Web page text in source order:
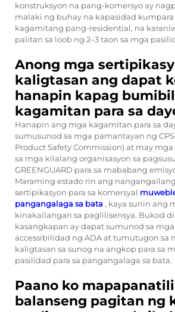
konstruksyon na pang-komersyo ay
malaki ng buhay na kapasidad kumpara
kagamitang pang-residential, na
palitan sa loob ng 2–3 taon sa mga
Anong mga
kaligtasan ang dapat
hanapin kapag
kagamitan para sa
Hanapin ang mga kagamitan para sa
sumusunod sa mga pamantayan ng
Product Safety Commission) at may
sa mga kilalang organisasyon sa
GREENGUARD para sa mababang
Maraming estado rin ang
sertipikasyon para sa komersyal
pangangalaga sa bata , kaya suriin ang
kinakailangan sa paglilisensya. Bukod
kasangkapan ay dapat sumunod sa
accessibilidad ng ADA at tumutugon sa
kaligtasan sa sunog na angkop para sa
pasilidad para sa pangangalaga sa bata.
Paano ko
balanseng pagitan ng